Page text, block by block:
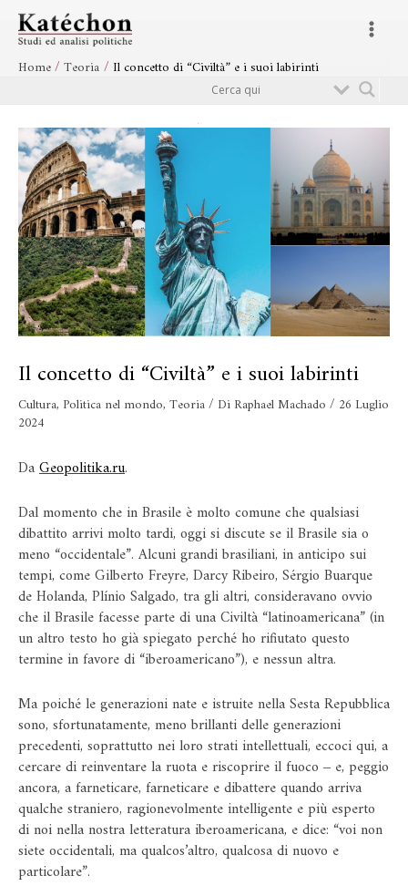
contenuto
Main
Home Teoria Il concetto di “Civiltà” e i suoi labirinti
Il concetto di “Civiltà” e i suoi labirinti
Cultura, Politica nel mondo, Teoria/ Di Raphael Machado / 26 Luglio
2024
DaGeopolitika.ru.
Dal momento che in Brasile è molto comune che qualsiasi
dibattito arrivi molto tardi, oggi si discute se il Brasile sia o
meno “occidentale”. Alcuni grandi brasiliani, in anticipo sui
tempi, come Gilberto Freyre, Darcy Ribeiro, Sérgio Buarque
de Holanda, Plínio Salgado, tra gli altri, consideravano ovvio
che il Brasile facesse parte di una Civiltà “latinoamericana” (in
un altro testo ho già spiegato perché ho rifiutato questo
termine in favore di “iberoamericano”), e nessun altra.
Ma poiché le generazioni nate e istruite nella Sesta Repubblica
sono, sfortunatamente, meno brillanti delle generazioni
precedenti, soprattutto nei loro strati intellettuali, eccoci qui, a
cercare di reinventare la ruota e riscoprire il fuoco ‒ e, peggio
ancora, a farneticare, farneticare e dibattere quando arriva
qualche straniero, ragionevolmente intelligente e più esperto
di noi nella nostra letteratura iberoamericana, e dice: “voi non
siete occidentali, ma qualcos’altro, qualcosa di nuovo e
particolare”.
Navigazione
articoli